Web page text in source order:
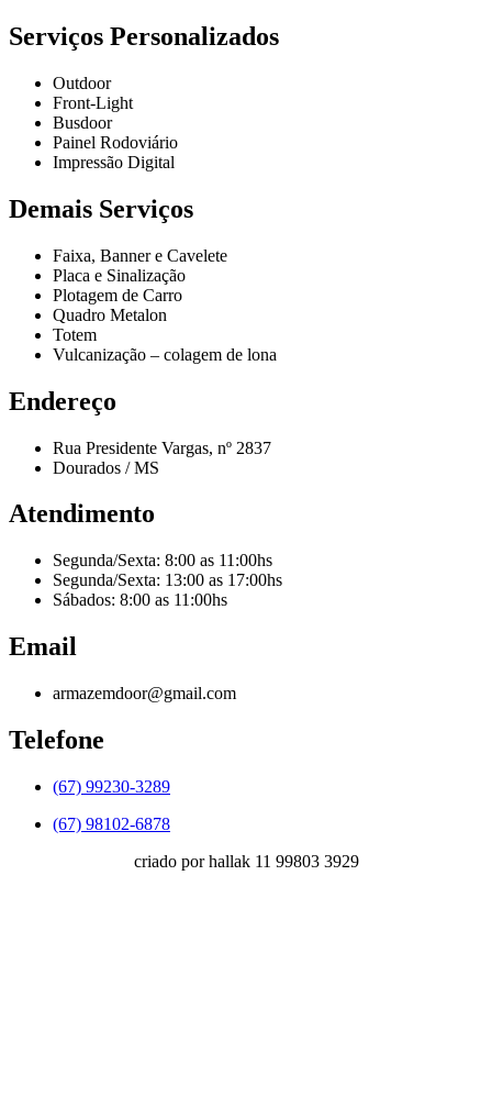
Serviços Personalizados
Outdoor
Front-Light
Busdoor
Painel Rodoviário
Impressão Digital
Demais Serviços
Faixa, Banner e Cavelete
Placa e Sinalização
Plotagem de Carro
Quadro Metalon
Totem
Vulcanização – colagem de lona
Endereço
Rua Presidente Vargas, nº 2837
Dourados / MS
Atendimento
Segunda/Sexta: 8:00 as 11:00hs
Segunda/Sexta: 13:00 as 17:00hs
Sábados: 8:00 as 11:00hs
Email
armazemdoor@gmail.com
Telefone
(67) 99230-3289
(67) 98102-6878
criado por hallak 11 99803 3929